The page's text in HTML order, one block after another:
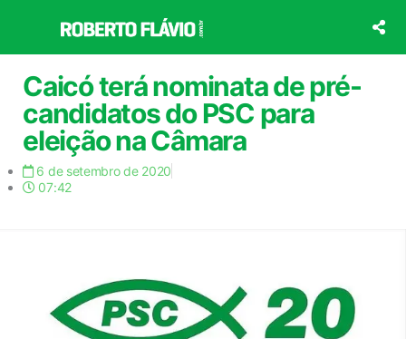
o
conteúdo
Caicó terá nominata de pré-
candidatos do PSC para
eleição na Câmara
6 de setembro de 2020
07:42